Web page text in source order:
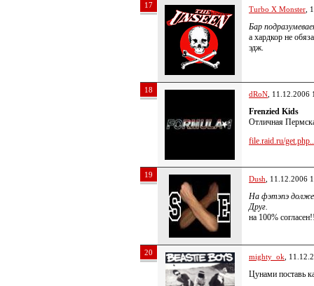
17 Turbo X Monster ,
Бар
а хардкор не
эдж.
18 dRoN , 11.12.2006
Frenzied Kids
Отличная
file.raid.ru/
19 Dush , 11.12.2006
На фэтэпэ
Друг.
на 100%
20 mighty_ok ,
Цунами поставь